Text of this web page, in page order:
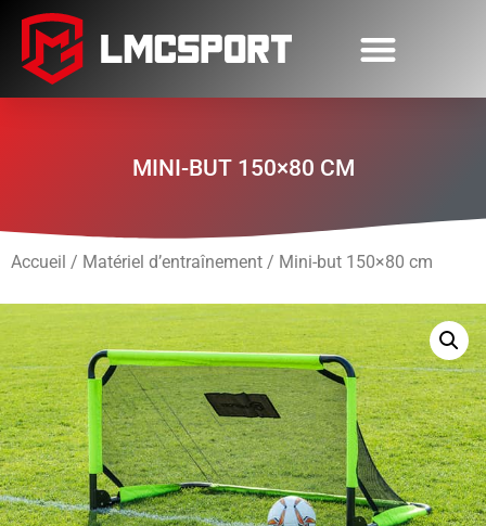
MINI-BUT 150×80 CM
Accueil / Matériel d’entraînement / Mini-but 150×80 cm